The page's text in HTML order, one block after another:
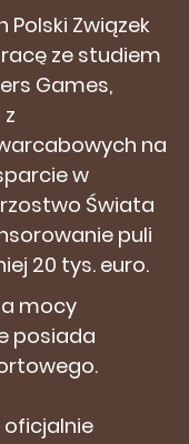
Polski Związek
ze studiem
Games,
na
w
Świata
puli
20 tys. euro.
mocy
posiada